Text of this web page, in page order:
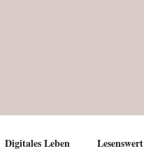
Digitales Leben Lesenswert